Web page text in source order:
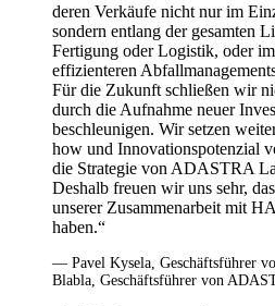
deren Verkäufe nicht nur im
sondern entlang der gesamten
Fertigung oder Logistik, oder
effizienteren
Für die Zukunft schließen wir
durch die Aufnahme neuer
beschleunigen. Wir setzen
how und Innovationspotenzial
die Strategie von ADASTRA
Deshalb freuen wir uns sehr,
unserer Zusammenarbeit mit
haben.“
— Pavel Kysela, Geschäftsführer
Blabla, Geschäftsführer von